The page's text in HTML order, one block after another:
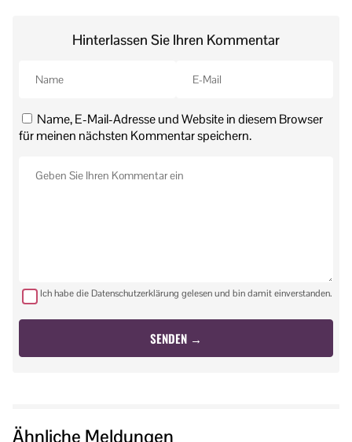
Hinterlassen Sie Ihren Kommentar
Name, E-Mail-Adresse und Website in diesem Browser
für meinen nächsten Kommentar speichern.
Ich habe die Datenschutzerklärung gelesen und bin damit einverstanden.
Ähnliche Meldungen